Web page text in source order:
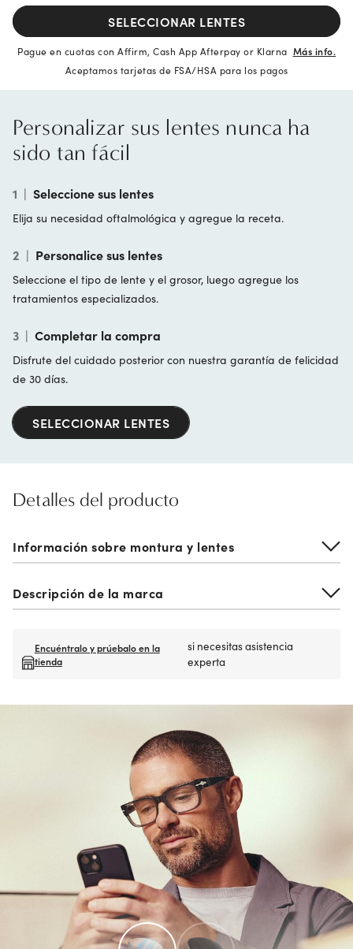
SELECCIONAR LENTES
Pague en cuotas con Affirm, Cash App Afterpay or Klarna Más info.
Aceptamos tarjetas de FSA/HSA para los pagos
Personalizar sus lentes nunca ha
sido tan fácil
1 | Seleccione sus lentes
Elija su necesidad oftalmológica y agregue la receta.
2 | Personalice sus lentes
Seleccione el tipo de lente y el grosor, luego agregue los
tratamientos especializados.
3 | Completar la compra
Disfrute del cuidado posterior con nuestra garantía de felicidad
de 30 días.
SELECCIONAR LENTES
Detalles del producto
Información sobre montura y lentes
Descripción de la marca
Encuéntralo y prúebalo en la
tienda
si necesitas asistencia
experta